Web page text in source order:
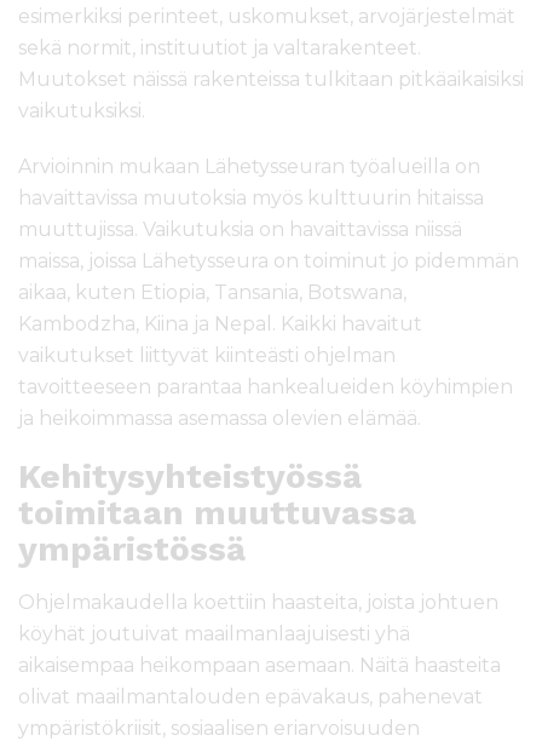
esimerkiksi perinteet, uskomukset, arvojärjestelmät
sekä normit, instituutiot ja valtarakenteet.
Muutokset näissä rakenteissa tulkitaan pitkäaikaisiksi
vaikutuksiksi.
Arvioinnin mukaan Lähetysseuran työalueilla on
havaittavissa muutoksia myös kulttuurin hitaissa
muuttujissa. Vaikutuksia on havaittavissa niissä
maissa, joissa Lähetysseura on toiminut jo pidemmän
aikaa, kuten Etiopia, Tansania, Botswana,
Kambodzha, Kiina ja Nepal. Kaikki havaitut
vaikutukset liittyvät kiinteästi ohjelman
tavoitteeseen parantaa hankealueiden köyhimpien
ja heikoimmassa asemassa olevien elämää.
Kehitysyhteistyössä
toimitaan muuttuvassa
ympäristössä
Ohjelmakaudella koettiin haasteita, joista johtuen
köyhät joutuivat maailmanlaajuisesti yhä
aikaisempaa heikompaan asemaan. Näitä haasteita
olivat maailmantalouden epävakaus, pahenevat
ympäristökriisit, sosiaalisen eriarvoisuuden